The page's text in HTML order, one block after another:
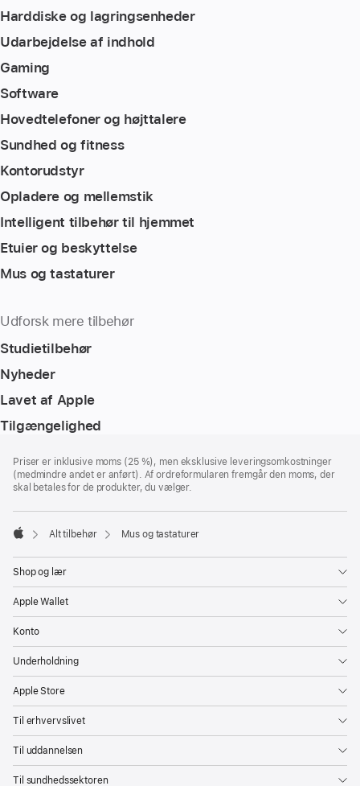
Harddiske og lagringsenheder
Udarbejdelse af indhold
Gaming
Software
Hovedtelefoner og højttalere
Sundhed og fitness
Kontorudstyr
Opladere og mellemstik
Intelligent tilbehør til hjemmet
Etuier og beskyttelse
Mus og tastaturer
Udforsk mere tilbehør
Studietilbehør
Nyheder
Lavet af Apple
Tilgængelighed
Priser er inklusive moms (25 %), men eksklusive leveringsomkostninger
(medmindre andet er anført). Af ordreformularen fremgår den moms, der
skal betales for de produkter, du vælger.
Alt tilbehør Mus og tastaturer
Shop og lær
Apple Wallet
Konto
Underholdning
Apple Store
Til erhvervslivet
Til uddannelsen
Til sundhedssektoren